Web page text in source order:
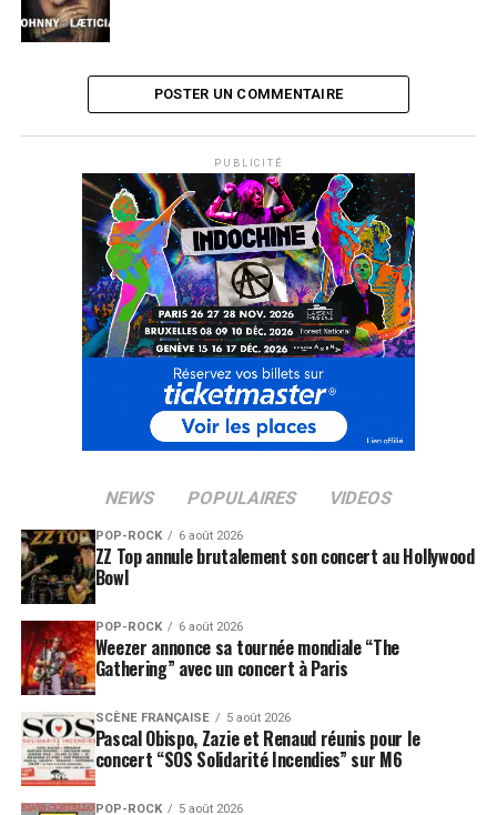
POSTER UN COMMENTAIRE
PUBLICITÉ
NEWS POPULAIRES VIDEOS
POP-ROCK 6 août 2026
ZZ Top annule brutalement son concert au Hollywood
Bowl
POP-ROCK 6 août 2026
Weezer annonce sa tournée mondiale “The
Gathering” avec un concert à Paris
SCÈNE FRANÇAISE 5 août 2026
Pascal Obispo, Zazie et Renaud réunis pour le
concert “SOS Solidarité Incendies” sur M6
POP-ROCK 5 août 2026